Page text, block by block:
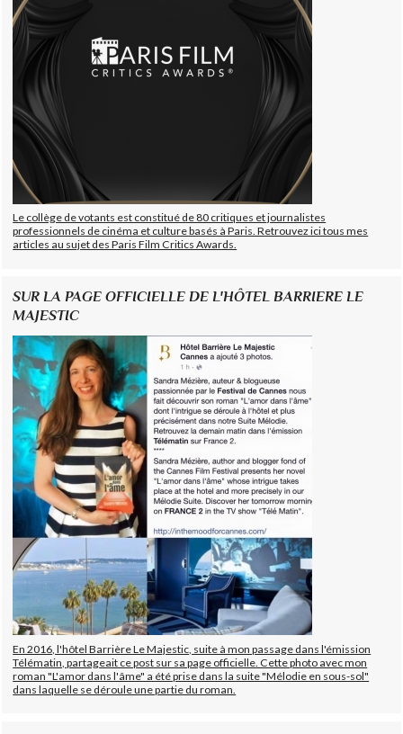
Le collège de votants est constitué de 80 critiques et journalistes
professionnels de cinéma et culture basés à Paris. Retrouvez ici tous mes
articles au sujet des Paris Film Critics Awards.
SUR LA PAGE OFFICIELLE DE L'HÔTEL BARRIERE LE
MAJESTIC
En 2016, l'hôtel Barrière Le Majestic, suite à mon passage dans l'émission
Télématin, partageait ce post sur sa page officielle. Cette photo avec mon
roman "L'amor dans l'âme" a été prise dans la suite "Mélodie en sous-sol"
dans laquelle se déroule une partie du roman.